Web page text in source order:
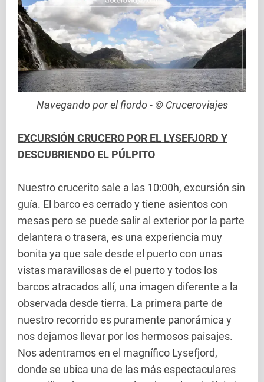
Navegando por el fiordo - © Cruceroviajes
EXCURSIÓN CRUCERO POR EL LYSEFJORD Y
DESCUBRIENDO EL PÚLPITO
Nuestro crucerito sale a las 10:00h, excursión sin
guía. El barco es cerrado y tiene asientos con
mesas pero se puede salir al exterior por la parte
delantera o trasera, es una experiencia muy
bonita ya que sale desde el puerto con unas
vistas maravillosas de el puerto y todos los
barcos atracados allí, una imagen diferente a la
observada desde tierra. La primera parte de
nuestro recorrido es puramente panorámica y
nos dejamos llevar por los hermosos paisajes.
Nos adentramos en el magnífico Lysefjord,
donde se ubica una de las más espectaculares